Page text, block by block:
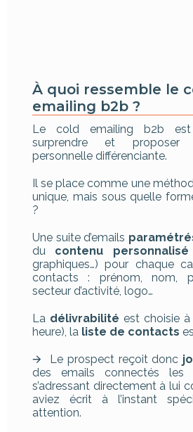
À quoi ressemble le
emailing b2b ?
Le cold emailing b2b
surprendre et proposer
personnelle différenciante.
Il se place comme une
unique, mais sous quelle
?
Une suite d’emails
du contenu personnalisé
graphiques…) pour chaque
contacts : prénom, nom,
secteur d’activité, logo…
La délivrabilité est choisie à
heure), la liste de contacts
🡪 Le prospect reçoit donc
des emails connectés les
s’adressant directement à lui
aviez écrit à l’instant
attention.